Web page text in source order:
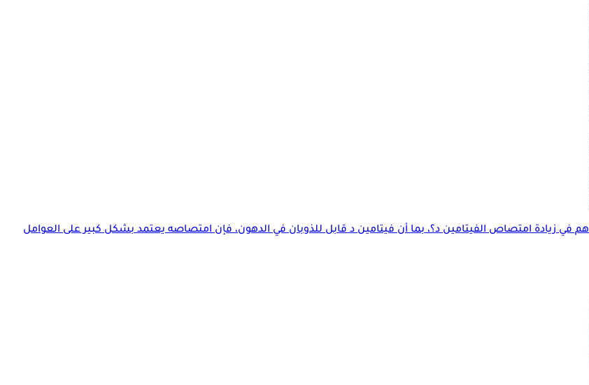
في زيادة امتصاص الفيتامين د؟، بما أن فيتامين د قابل للذوبان في الدهون، فإن امتصاصه يعتمد بشكل كبير على العوامل